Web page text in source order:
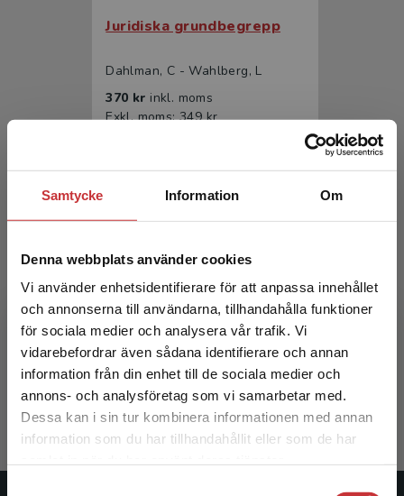
Samtycke Information Om
Denna webbplats använder cookies
Vi använder enhetsidentifierare för att anpassa innehållet
och annonserna till användarna, tillhandahålla funktioner
för sociala medier och analysera vår trafik. Vi
vidarebefordrar även sådana identifierare och annan
information från din enhet till de sociala medier och
annons- och analysföretag som vi samarbetar med.
Dessa kan i sin tur kombinera informationen med annan
information som du har tillhandahållit eller som de har
Begränsad fraktregion
Det verkar som att du besöker
studentlitteratur.se via en enhet utanför Sverige.
Vi erbjuder inte leveranser utanför Sverige. För
Juridiska grundbegrepp
Dahlman, C - Wahlberg, L
370 kr inkl. moms
Exkl. moms: 349 kr
Juridiska grundbegrepp
Dahlman, C - Wahlberg, L (red.)
230 krinkl. moms
Exkl. moms: 217 kr